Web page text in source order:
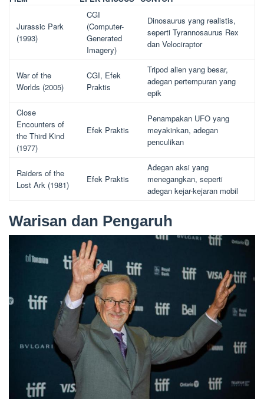
Jurassic Park
(1993)
CGI
(Computer-
Generated
Imagery)
Dinosaurus yang realistis,
seperti Tyrannosaurus Rex
dan Velociraptor
War of the
Worlds (2005)
CGI, Efek
Praktis
Tripod alien yang besar,
adegan pertempuran yang
epik
Close
Encounters of
the Third Kind
(1977)
Efek Praktis
Penampakan UFO yang
meyakinkan, adegan
penculikan
Raiders of the
Lost Ark (1981)
Efek Praktis
Adegan aksi yang
menegangkan, seperti
adegan kejar-kejaran mobil
Warisan dan Pengaruh